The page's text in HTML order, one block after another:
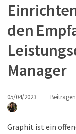
den
Manager
05/04/2023
Graphit ist ein